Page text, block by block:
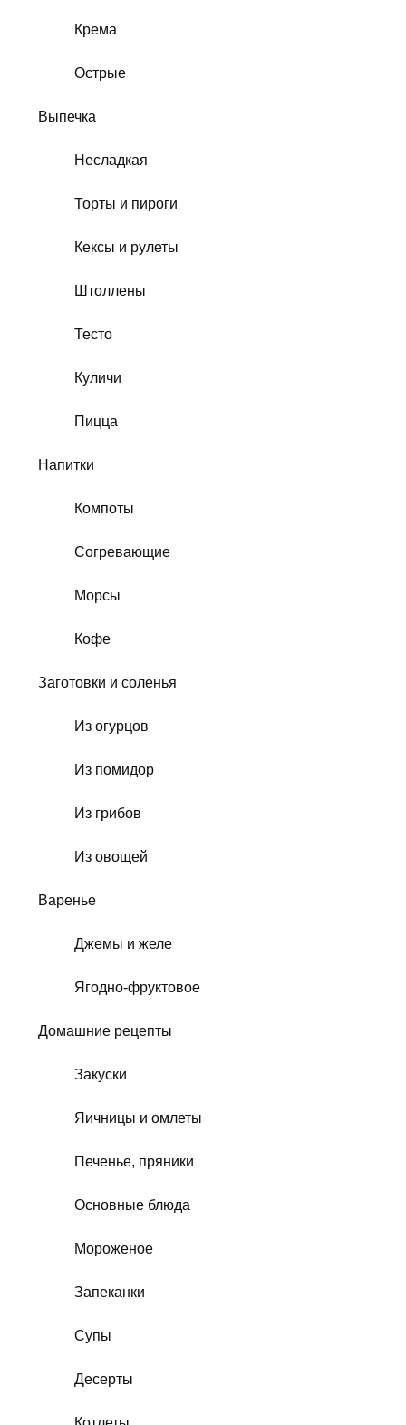
Крема
Острые
Выпечка
Несладкая
Торты и пироги
Кексы и рулеты
Штоллены
Тесто
Куличи
Пицца
Напитки
Компоты
Согревающие
Морсы
Кофе
Заготовки и соленья
Из огурцов
Из помидор
Из грибов
Из овощей
Варенье
Джемы и желе
Ягодно-фруктовое
Домашние рецепты
Закуски
Яичницы и омлеты
Печенье, пряники
Основные блюда
Мороженое
Запеканки
Супы
Десерты